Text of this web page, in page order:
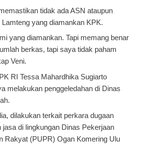
tidak ada ASN ataupun
yang diamankan KPK.
yang diamankan. Tapi memang benar
berkas, tapi saya tidak paham
Veni.
RI Tessa Mahardhika Sugiarto
melakukan penggeledahan di Dinas
dilakukan terkait perkara dugaan
jasa di lingkungan Dinas Pekerjaan
Rakyat (PUPR) Ogan Komering Ulu